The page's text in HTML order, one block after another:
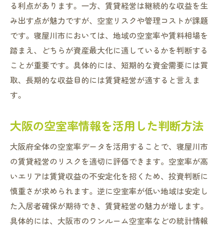
る利点があります。一方、賃貸経営は継続的な収益を生
み出す点が魅力ですが、空室リスクや管理コストが課題
です。寝屋川市においては、地域の空室率や賃料相場を
踏まえ、どちらが資産最大化に適しているかを判断する
ことが重要です。具体的には、短期的な資金需要には買
取、長期的な収益目的には賃貸経営が適すると言えま
す。
大阪の空室率情報を活用した判断方法
大阪府全体の空室率データを活用することで、寝屋川市
の賃貸経営のリスクを適切に評価できます。空室率が高
いエリアは賃貸収益の不安定化を招くため、投資判断に
慎重さが求められます。逆に空室率が低い地域は安定し
た入居者確保が期待でき、賃貸経営の魅力が増します。
具体的には、大阪市のワンルーム空室率などの統計情報